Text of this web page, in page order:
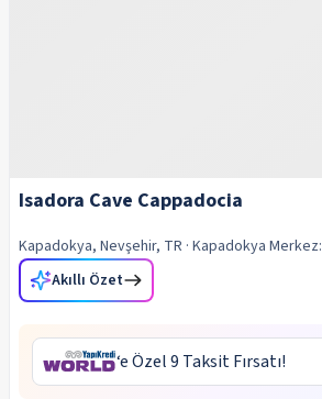
Isadora Cave Cappadocia
Kapadokya, Nevşehir, TR · Kapadokya Merkez:
Akıllı Özet
‘e Özel 9 Taksit Fırsatı!